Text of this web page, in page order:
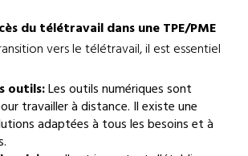
du télétravail dans une TPE/PME
vers le télétravail, il est essentiel
outils:Les outils numériques sont
travailler à distance. Il existe une
adaptées à tous les besoins et à